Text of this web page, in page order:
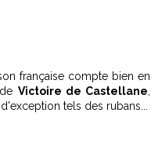
française compte bien en
Victoire de Castellane
tels des rubans...